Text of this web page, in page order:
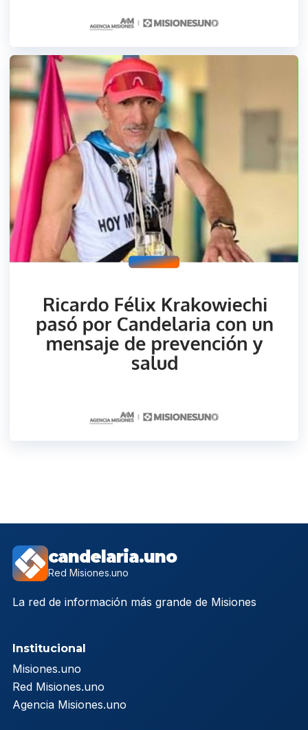
candelaria.uno
Red Misiones.uno
La red de información más grande de Misiones
Institucional
Misiones.uno
Red Misiones.uno
Agencia Misiones.uno